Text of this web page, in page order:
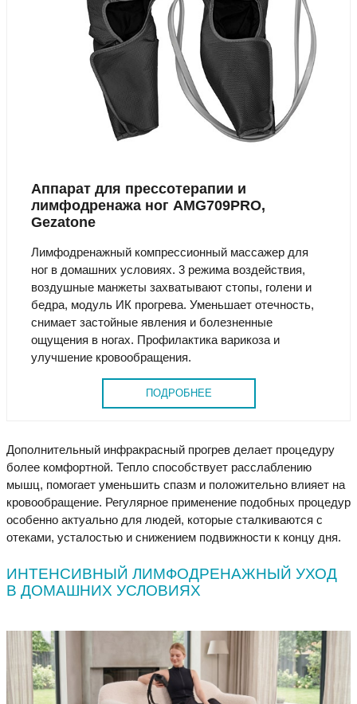
Аппарат для прессотерапии и
лимфодренажа ног AMG709PRO,
Gezatone
Лимфодренажный компрессионный массажер для
ног в домашних условиях. 3 режима воздействия,
воздушные манжеты захватывают стопы, голени и
бедра, модуль ИК прогрева. Уменьшает отечность,
снимает застойные явления и болезненные
ощущения в ногах. Профилактика варикоза и
улучшение кровообращения.
ПОДРОБНЕЕ
Дополнительный инфракрасный прогрев делает процедуру
более комфортной. Тепло способствует расслаблению
мышц, помогает уменьшить спазм и положительно влияет на
кровообращение. Регулярное применение подобных процедур
особенно актуально для людей, которые сталкиваются с
отеками, усталостью и снижением подвижности к концу дня.
ИНТЕНСИВНЫЙ ЛИМФОДРЕНАЖНЫЙ УХОД
В ДОМАШНИХ УСЛОВИЯХ